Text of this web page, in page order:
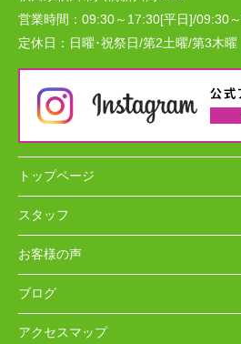
営業時間： 09:30～17:30[平日]/09:30
定休日： 日曜･祝祭日/第2土曜/第3木曜
トップページ
スタッフ
お客様の声
ブログ
アクセスマップ